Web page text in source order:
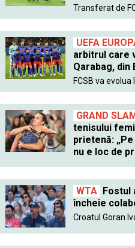
Transferat de
UEFA
arbitrul care
Qarabag, din
FCSB va evolua
GRAND
tenisului
prietenă:
nu e loc de
WTA Fostul
încheie
Croatul Goran